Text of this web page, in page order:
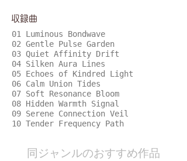
​収録曲
01 Luminous Bondwave
02 Gentle Pulse Garden
03 Quiet Affinity Drift
04 Silken Aura Lines
05 Echoes of Kindred Light
06 Calm Union Tides
07 Soft Resonance Bloom
08 Hidden Warmth Signal
09 Serene Connection Veil
10 Tender Frequency Path
​同ジャンルのおすすめ作品